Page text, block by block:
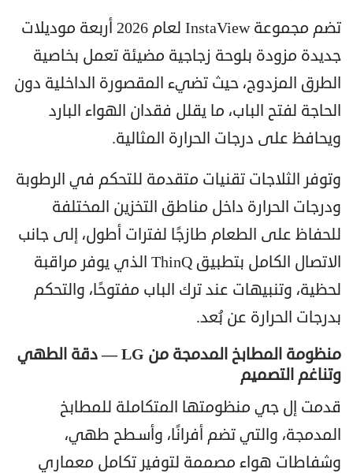
تضم مجموعة InstaView لعام 2026 أربعة موديلات
جديدة مزودة بلوحة زجاجية مضيئة تعمل بخاصية
الطرق المزدوج، حيث تضيء المقصورة الداخلية دون
الحاجة لفتح الباب، ما يقلل فقدان الهواء البارد
ويحافظ على درجات الحرارة المثالية.
وتوفر الثلاجات تقنيات متقدمة للتحكم في الرطوبة
ودرجات الحرارة داخل مناطق التخزين المختلفة
للحفاظ على الطعام طازجًا لفترات أطول، إلى جانب
الاتصال الكامل بتطبيق ThinQ الذي يوفر مراقبة
لحظية، وتنبيهات عند ترك الباب مفتوحًا، والتحكم
بدرجات الحرارة عن بُعد.
منظومة المطابخ المدمجة من LG — دقة الطهي
وتناغم التصميم
قدمت إل جي منظومتها المتكاملة للمطابخ
المدمجة، والتي تضم أفرانًا، وأسـطح طهي،
وشفاطات هواء مصممة لتوفير تكامل معماري